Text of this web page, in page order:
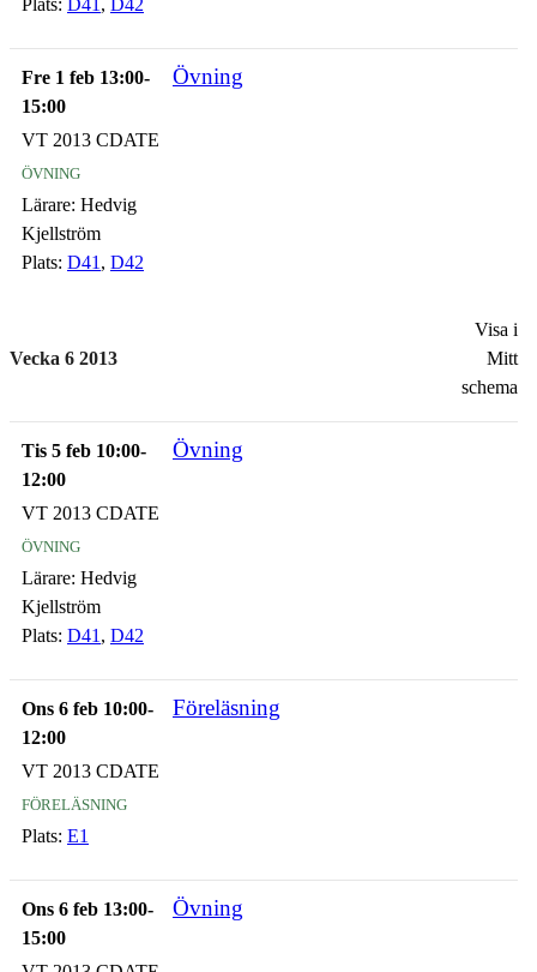
Plats: D41 , D42
Fre 1 feb 13:00-
15:00
Övning
VT 2013 CDATE
övning
Lärare: Hedvig
Kjellström
Plats: D41 , D42
Vecka 6 2013
Visa i
Mitt
schema
Tis 5 feb 10:00-
12:00
Övning
VT 2013 CDATE
övning
Lärare: Hedvig
Kjellström
Plats: D41 , D42
Ons 6 feb 10:00-
12:00
Föreläsning
VT 2013 CDATE
föreläsning
Plats: E1
Ons 6 feb 13:00-
15:00
Övning